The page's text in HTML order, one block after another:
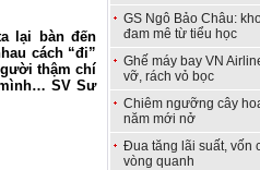
lại bàn đến
cách “đi”
thậm chí
SV Sư
GS Ngô Bảo Châu:
đam mê từ tiểu học
Ghế máy bay VN
vỡ, rách vỏ bọc
Chiêm ngưỡng cây
năm mới nở
Đua tăng lãi suất, vốn
vòng quanh